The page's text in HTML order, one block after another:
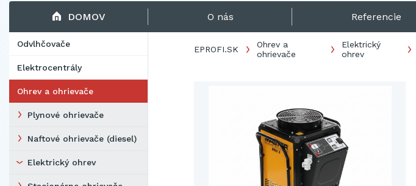
DOMOV O nás Referencie
Odvlhčovače
Elektrocentrály
Ohrev a ohrievače
Plynové ohrievače
Naftové ohrievače (diesel)
Elektrický ohrev
EPROFI.SK
Ohrev a
ohrievače
Elektrický
ohrev